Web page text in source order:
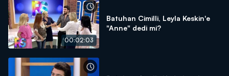
00:02:03
Batuhan Cimilli, Leyla Keskin'e
"Anne" dedi mi?